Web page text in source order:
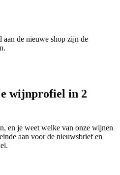
de nieuwe shop zijn de
wijnprofiel in 2
en je weet welke van onze wijnen
aan voor de nieuwsbrief en